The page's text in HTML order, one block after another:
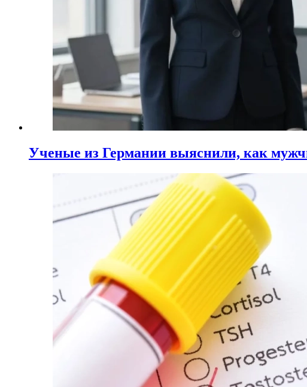
Ученые из Германии выяснили, как